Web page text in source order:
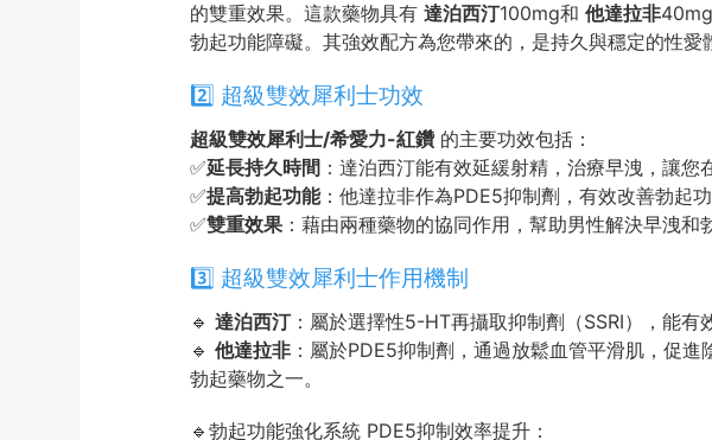
的雙重效果。這款藥物具有 達泊西汀100mg和 他達拉非
勃起功能障礙。其強效配方為您帶來的，是持久與穩定的性愛
2️⃣ 超級雙效犀利士功效
超級雙效犀利士/希愛力-紅鑽的主要功效包括：
✅延長持久時間 ：達泊西汀能有效延緩射精，治療早洩，讓您
✅提高勃起功能：他達拉非作為PDE5抑制劑，有效改善勃起
✅雙重效果 ：藉由兩種藥物的協同作用，幫助男性解決早洩
3️⃣ 超級雙效犀利士作用機制
🔹 達泊西汀：屬於選擇性5-HT再攝取抑制劑（SSRI），能有
🔹 他達拉非 ：屬於PDE5抑制劑，通過放鬆血管平滑肌，促
勃起藥物之一。
🔹勃起功能強化系統 PDE5抑制效率提升：